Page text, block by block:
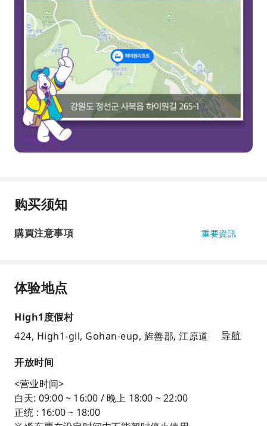
购买须知
購買注意事項 重要資訊
体验地点
High1度假村
424, High1-gil, Gohan-eup, 旌善郡, 江原道
导航
开放时间
<营业时间>
白天: 09:00 ~ 16:00 / 晚上 18:00 ~ 22:00
正统 : 16:00 ~ 18:00